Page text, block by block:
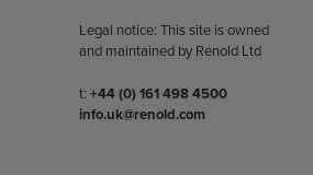
Legal notice: This site is owned
and maintained by Renold Ltd
Telephone/Fax
t: +44 (0) 161 498 4500
info.uk@renold.com